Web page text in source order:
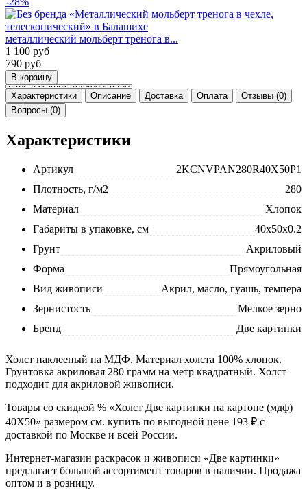
металлический мольберт тренога в...
1 100 руб
790 руб
Характеристики Описание Доставка Оплата
Отзывы (0)
Вопросы (0)
Характеристики
Артикул
2KCNVPAN280R40X50P1
Плотность, г/м2
280
Материал
Хлопок
Габариты в упаковке, см
40x50x0.2
Грунт
Акриловый
Форма
Прямоугольная
Вид живописи
Акрил, масло, гуашь, темпера
Зернистость
Мелкое зерно
Бренд
Две картинки
Холст наклееный на МДФ. Материал холста 100% хлопок.
Грунтовка акриловая 280 грамм на метр квадратный. Холст
подходит для акриловой живописи.
Товары со скидкой % «Холст Две картинки на картоне (мдф)
40X50» размером см. купить по выгодной цене 193 ₽ с
доставкой по Москве и всей России.
Интернет-магазин раскрасок и живописи «Две картинки»
предлагает большой ассортимент товаров в наличии. Продажа
оптом и в розницу.